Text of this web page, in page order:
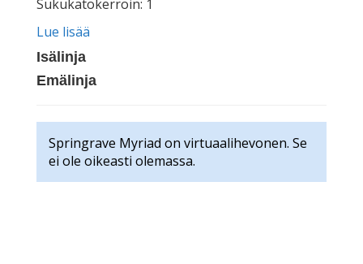
Sukukatokerroin: 1
Lue lisää
Isälinja
Emälinja
Springrave Myriad on virtuaalihevonen. Se
ei ole oikeasti olemassa.